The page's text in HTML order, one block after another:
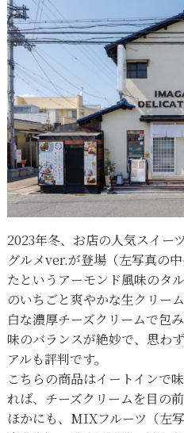
2023年冬、お店の人気スイー
グルメver.が登場（左写真の
たというアーモンド風味のタ
のいちごと爽やかな生クリー
白な濃厚チーズクリームで包
味のバランスが絶妙で、思わ
アルも評判です。
こちらの商品はイートインで
れば、チーズクリームを目の
ほかにも、MIXフルーツ（左